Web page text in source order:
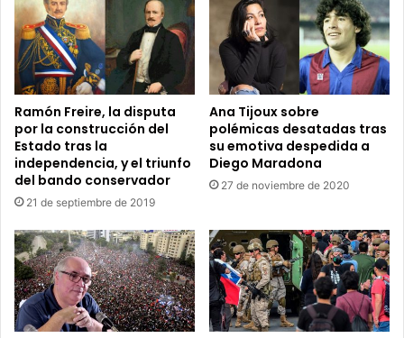
Ramón Freire, la disputa
por la construcción del
Estado tras la
independencia, y el triunfo
del bando conservador
21 de septiembre de 2019
Ana Tijoux sobre
polémicas desatadas tras
su emotiva despedida a
Diego Maradona
27 de noviembre de 2020